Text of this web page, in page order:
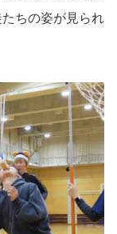
ちの姿が見られ